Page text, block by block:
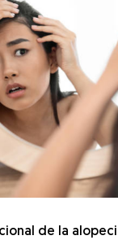
de la